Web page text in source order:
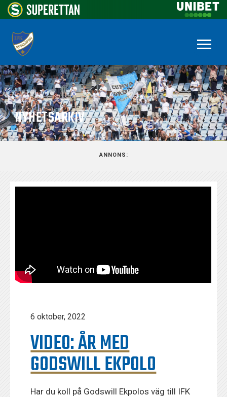
NYHETSARKIV
ANNONS:
6 oktober, 2022
VIDEO: ÅR MED
GODSWILL EKPOLO
Har du koll på Godswill Ekpolos väg till IFK